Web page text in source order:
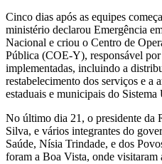
Cinco dias após as equipes
ministério declarou Emergência
Nacional e criou o Centro de
Pública (COE-Y), responsável por
implementadas, incluindo a
restabelecimento dos serviços e a
estaduais e municipais do
No último dia 21, o presidente da
Silva, e vários integrantes do
Saúde, Nísia Trindade, e dos
foram a Boa Vista, onde visitaram